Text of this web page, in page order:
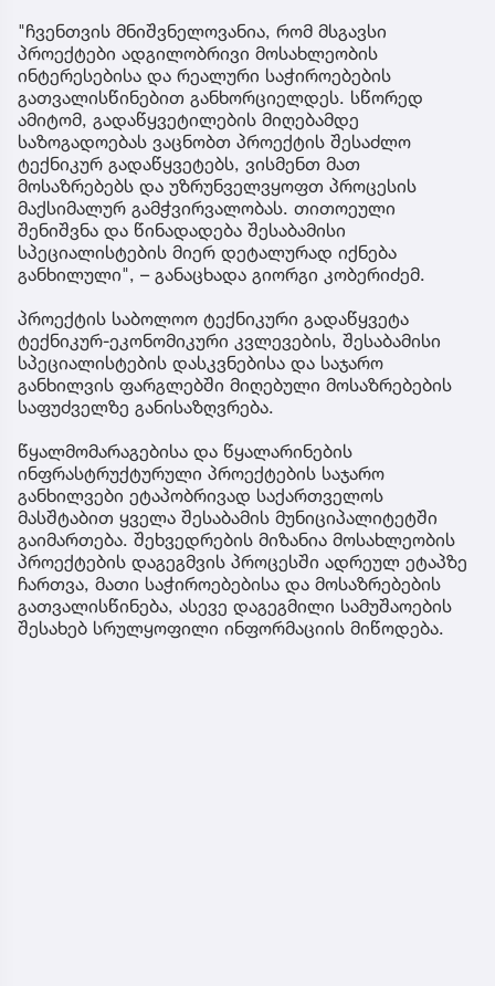
"ჩვენთვის მნიშვნელოვანია, რომ მსგავსი
პროექტები ადგილობრივი მოსახლეობის
ინტერესებისა და რეალური საჭიროებების
გათვალისწინებით განხორციელდეს. სწორედ
ამიტომ, გადაწყვეტილების მიღებამდე
საზოგადოებას ვაცნობთ პროექტის შესაძლო
ტექნიკურ გადაწყვეტებს, ვისმენთ მათ
მოსაზრებებს და უზრუნველვყოფთ პროცესის
მაქსიმალურ გამჭვირვალობას. თითოეული
შენიშვნა და წინადადება შესაბამისი
სპეციალისტების მიერ დეტალურად იქნება
განხილული", – განაცხადა გიორგი კობერიძემ.
პროექტის საბოლოო ტექნიკური გადაწყვეტა
ტექნიკურ-ეკონომიკური კვლევების, შესაბამისი
სპეციალისტების დასკვნებისა და საჯარო
განხილვის ფარგლებში მიღებული მოსაზრებების
საფუძველზე განისაზღვრება.
წყალმომარაგებისა და წყალარინების
ინფრასტრუქტურული პროექტების საჯარო
განხილვები ეტაპობრივად საქართველოს
მასშტაბით ყველა შესაბამის მუნიციპალიტეტში
გაიმართება. შეხვედრების მიზანია მოსახლეობის
პროექტების დაგეგმვის პროცესში ადრეულ ეტაპზე
ჩართვა, მათი საჭიროებებისა და მოსაზრებების
გათვალისწინება, ასევე დაგეგმილი სამუშაოების
შესახებ სრულყოფილი ინფორმაციის მიწოდება.